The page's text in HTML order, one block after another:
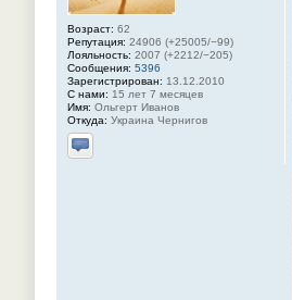
Возраст: 62
Репутация: 24906 (+25005/−99)
Лояльность: 2007 (+2212/−205)
Сообщения: 5396
Зарегистрирован: 13.12.2010
С нами: 15 лет 7 месяцев
Имя: Ольгерт Иванов
Откуда: Украина Чернигов
Отправить личное сообщение